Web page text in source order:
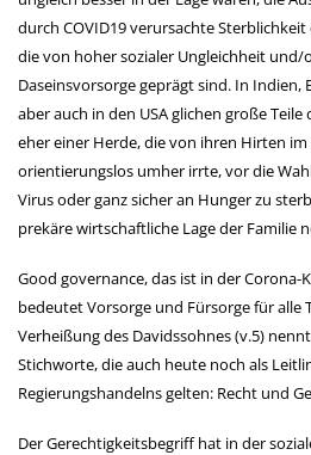
durch COVID19 verursachte
die von hoher sozialer Ungleichheit
Daseinsvorsorge geprägt sind. In Indien,
aber auch in den USA glichen große
eher einer Herde, die von ihren Hirten im
orientierungslos umher irrte, vor die
Virus oder ganz sicher an Hunger zu
prekäre wirtschaftliche Lage der Familie
Good governance, das ist in der Corona-
bedeutet Vorsorge und Fürsorge für alle
Verheißung des Davidssohnes (v.5)
Stichworte, die auch heute noch als
Regierungshandelns gelten: Recht und
Der Gerechtigkeitsbegriff hat in der